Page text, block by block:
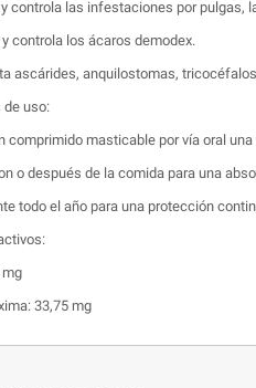
controla las infestaciones por pulgas,
controla los ácaros demodex.
ascárides, anquilostomas,
uso:
comprimido masticable por vía oral una
o después de la comida para una
todo el año para una protección
mg
33,75 mg